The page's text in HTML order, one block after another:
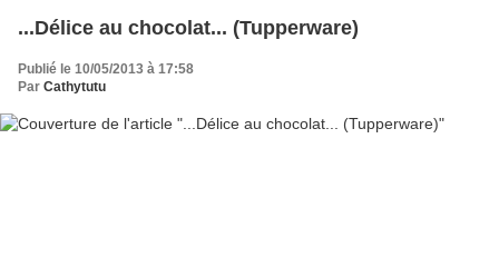
...Délice au chocolat... (Tupperware)
Publié le 10/05/2013 à 17:58
Par Cathytutu